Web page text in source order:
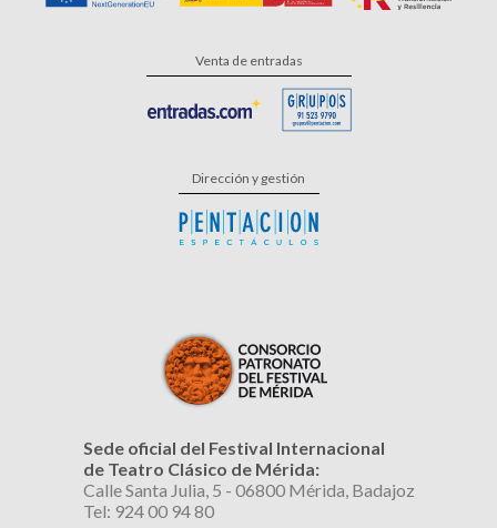
Venta de entradas
Dirección y gestión
Sede oficial del Festival Internacional
de Teatro Clásico de Mérida:
Calle Santa Julia, 5 - 06800 Mérida, Badajoz
Tel: 924 00 94 80